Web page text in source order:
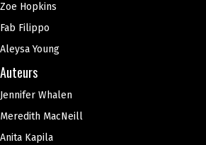
Zoe Hopkins
Fab Filippo
Aleysa Young
Auteurs
Jennifer Whalen
Meredith MacNeill
Anita Kapila